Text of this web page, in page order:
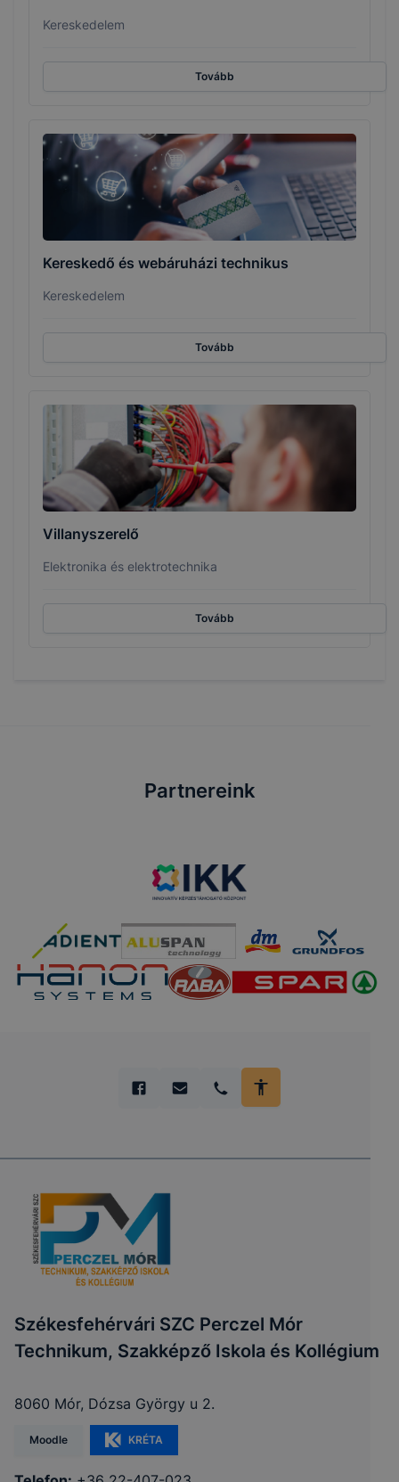
Kereskedelem
Tovább
Kereskedő és webáruházi technikus
Kereskedelem
Tovább
Villanyszerelő
Elektronika és elektrotechnika
Tovább
Partnereink
Székesfehérvári SZC Perczel Mór
Technikum, Szakképző Iskola és Kollégium
8060 Mór, Dózsa György u 2.
Moodle KRÉTA